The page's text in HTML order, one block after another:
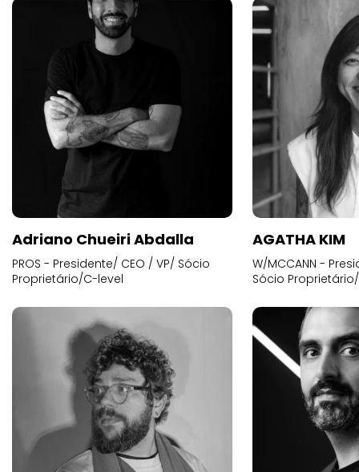
Adriano Chueiri Abdalla
PROS - Presidente/ CEO / VP/ Sócio
Proprietário/C-level
AGATHA KIM
W/MCCANN -
Sócio